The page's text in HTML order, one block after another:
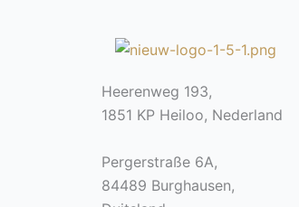
Heerenweg 193,
1851 KP Heiloo, Nederland
Pergerstraße 6A,
84489 Burghausen,